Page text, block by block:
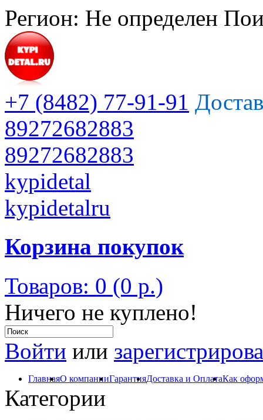
Регион: Не определен
+7 (8482) 77-91-91
89272682883
89272682883
kypidetal
kypidetalru
Корзина покупок
Товаров: 0 (0 р.)
Ничего не куплено!
Войти или
ГлавнаяО компанииГарантияДоставка и ОплатаКак
Категории